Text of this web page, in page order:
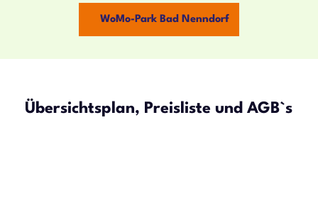
WoMo-Park Bad Nenndorf
Übersichtsplan, Preisliste und AGB`s